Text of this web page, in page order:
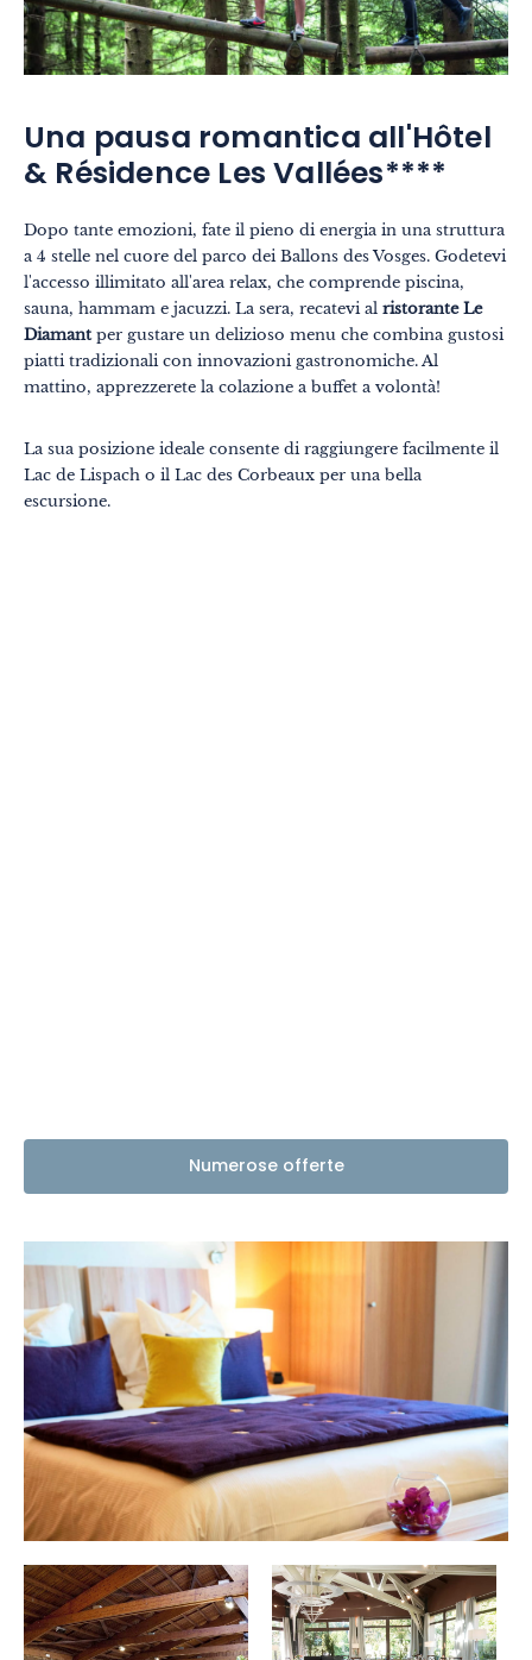
Una pausa romantica all'Hôtel
& Résidence Les Vallées****
Dopo tante emozioni, fate il pieno di energia in una struttura
a 4 stelle nel cuore del parco dei Ballons des Vosges. Godetevi
l'accesso illimitato all'area relax, che comprende piscina,
sauna, hammam e jacuzzi. La sera, recatevi al ristorante Le
Diamantper gustare un delizioso menu che combina gustosi
piatti tradizionali con innovazioni gastronomiche. Al
mattino, apprezzerete la colazione a buffet a volontà!
La sua posizione ideale consente di raggiungere facilmente il
Lac de Lispach o il Lac des Corbeaux per una bella
escursione.
Numerose offerte